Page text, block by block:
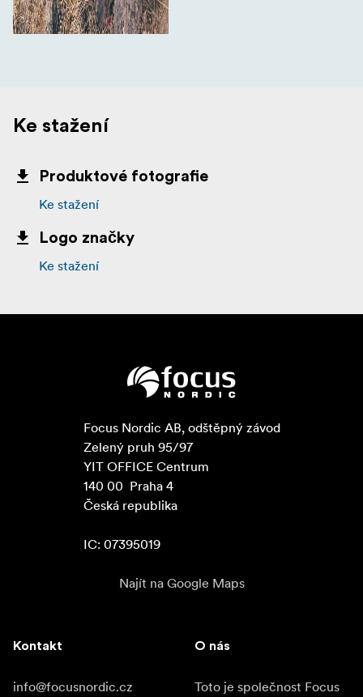
Ke stažení
Produktové fotografie
Ke stažení
Logo značky
Ke stažení
Focus Nordic AB, odštěpný závod
Zelený pruh 95/97
YIT OFFICE Centrum
140 00  Praha 4
Česká republika
IC: 07395019
Najít na Google Maps
Kontakt
info@focusnordic.cz
O nás
Toto je společnost Focus